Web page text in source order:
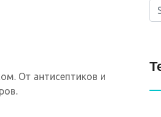
От антисептиков и